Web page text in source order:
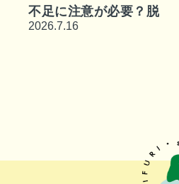
不足に注意が必要？脱
水になりやすい原因や
2026.7.16